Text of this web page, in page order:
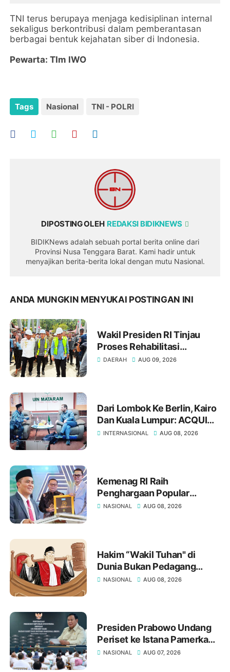
TNI terus berupaya menjaga kedisiplinan internal
sekaligus berkontribusi dalam pemberantasan
berbagai bentuk kejahatan siber di Indonesia.
Pewarta: TIm IWO
Tags Nasional TNI - POLRI
DIPOSTING OLEH REDAKSI BIDIKNEWS
BIDIKNews adalah sebuah portal berita online dari
Provinsi Nusa Tenggara Barat. Kami hadir untuk
menyajikan berita-berita lokal dengan mutu Nasional.
ANDA MUNGKIN MENYUKAI POSTINGAN INI
Wakil Presiden RI Tinjau
Proses Rehabilitasi
Jembatan Lumut, Dorong
DAERAH AUG 09, 2026
Dari Lombok Ke Berlin, Kairo
Dan Kuala Lumpur: ACQUIN
Buka Jalan UIN Mataram
INTERNASIONAL AUG 08, 2026
Kemenag RI Raih
Penghargaan Popular
Government Institution
Ucapan Selamat
NASIONAL AUG 08, 2026
Hakim “Wakil Tuhan" di
Dunia Bukan Pedagang
Putusan
NASIONAL AUG 08, 2026
Presiden Prabowo Undang
Periset ke Istana Pamerkan
Hasil Riset
NASIONAL AUG 07, 2026